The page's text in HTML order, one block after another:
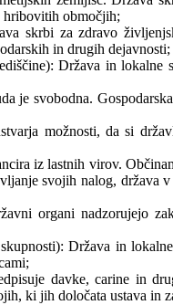
hribovitih območjih;
skrbi za zdravo
in drugih dejavnosti;
Država in lokalne
je svobodna.
možnosti, da si
iz lastnih virov.
svojih nalog, država
organi nadzorujejo
Država in
davke, carine in
ki jih določata ustava in